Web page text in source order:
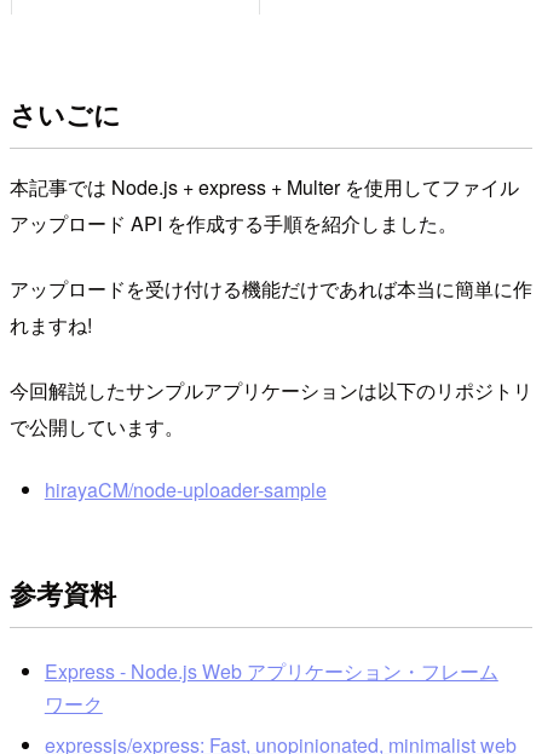
さいごに
本記事では Node.js + express + Multer を使用してファイル
アップロード API を作成する手順を紹介しました。
アップロードを受け付ける機能だけであれば本当に簡単に作
れますね!
今回解説したサンプルアプリケーションは以下のリポジトリ
で公開しています。
hirayaCM/node-uploader-sample
参考資料
Express - Node.js Web アプリケーション・フレーム
ワーク
expressjs/express: Fast, unopinionated, minimalist web